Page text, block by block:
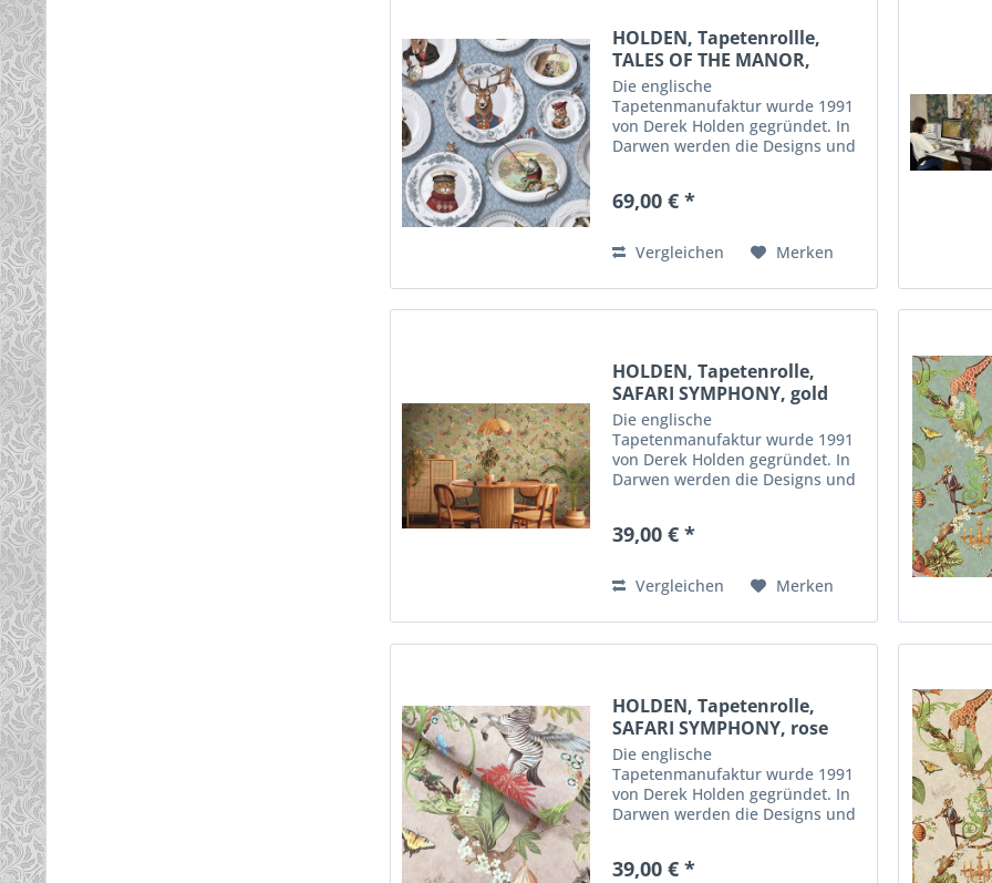
HOLDEN, Tapetenrollle,
TALES OF THE MANOR,
hellblau
Die englische
Tapetenmanufaktur wurde 1991
von Derek Holden gegründet. In
Darwen werden die Designs und
ausgefallene Motive und
Materialien enstehen diese...
69,00 € *
Vergleichen Merken
HOLDEN, Tapetenrolle,
SAFARI SYMPHONY, gold
Die englische
Tapetenmanufaktur wurde 1991
von Derek Holden gegründet. In
Darwen werden die Designs und
ausgefallene Motive und
Materialien enstehen diese...
39,00 € *
Vergleichen Merken
HOLDEN, Tapetenrolle,
SAFARI SYMPHONY, rose
Die englische
Tapetenmanufaktur wurde 1991
von Derek Holden gegründet. In
Darwen werden die Designs und
ausgefallene Motive und
39,00 € *